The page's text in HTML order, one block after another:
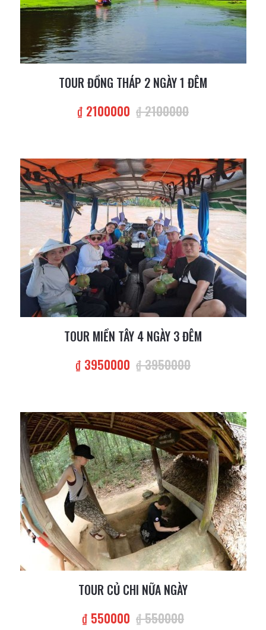
TOUR ĐỒNG THÁP 2 NGÀY 1 ĐÊM
₫ 2100000 ₫ 2100000
TOUR MIỀN TÂY 4 NGÀY 3 ĐÊM
₫ 3950000 ₫ 3950000
TOUR CỦ CHI NỮA NGÀY
₫ 550000 ₫ 550000